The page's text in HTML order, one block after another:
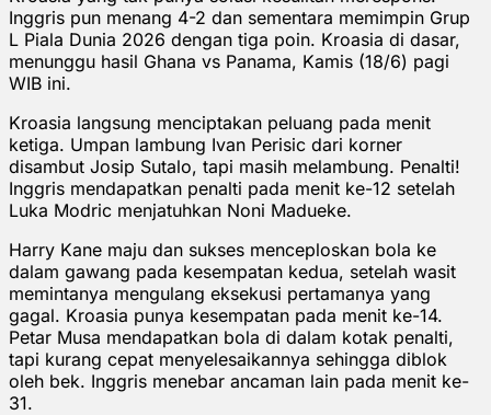
Inggris pun menang 4-2 dan sementara memimpin Grup
L Piala Dunia 2026 dengan tiga poin. Kroasia di dasar,
menunggu hasil Ghana vs Panama, Kamis (18/6) pagi
WIB ini.
Kroasia langsung menciptakan peluang pada menit
ketiga. Umpan lambung Ivan Perisic dari korner
disambut Josip Sutalo, tapi masih melambung. Penalti!
Inggris mendapatkan penalti pada menit ke-12 setelah
Luka Modric menjatuhkan Noni Madueke.
Harry Kane maju dan sukses menceploskan bola ke
dalam gawang pada kesempatan kedua, setelah wasit
memintanya mengulang eksekusi pertamanya yang
gagal. Kroasia punya kesempatan pada menit ke-14.
Petar Musa mendapatkan bola di dalam kotak penalti,
tapi kurang cepat menyelesaikannya sehingga diblok
oleh bek. Inggris menebar ancaman lain pada menit ke-
31.